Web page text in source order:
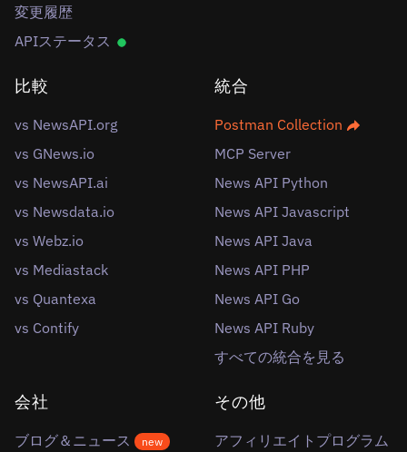
変更履歴
APIステータス
比較
vs NewsAPI.org
vs GNews.io
vs NewsAPI.ai
vs Newsdata.io
vs Webz.io
vs Mediastack
vs Quantexa
vs Contify
統合
Postman Collection
MCP Server
News API Python
News API Javascript
News API Java
News API PHP
News API Go
News API Ruby
すべての統合を見る
会社
ブログ＆ニュース new
その他
アフィリエイトプログラム